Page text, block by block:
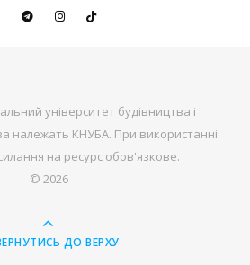
університет будівництва і
належать КНУБА. При використанні
на ресурс обов'язкове.
© 2026
ДО ВЕРХУ